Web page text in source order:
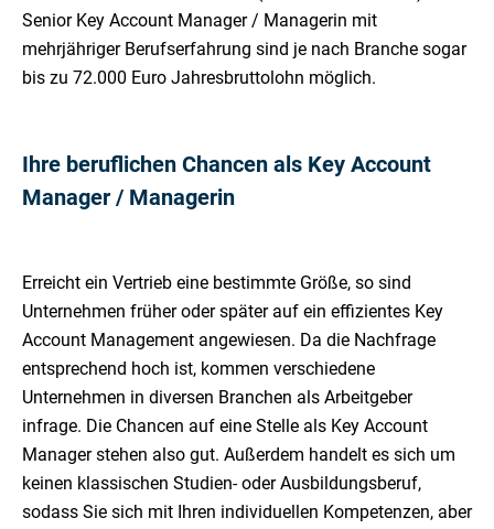
Senior Key Account Manager / Managerin mit
mehrjähriger Berufserfahrung sind je nach Branche sogar
bis zu 72.000 Euro Jahresbruttolohn möglich.
Ihre beruflichen Chancen als Key Account
Manager / Managerin
Erreicht ein Vertrieb eine bestimmte Größe, so sind
Unternehmen früher oder später auf ein effizientes Key
Account Management angewiesen. Da die Nachfrage
entsprechend hoch ist, kommen verschiedene
Unternehmen in diversen Branchen als Arbeitgeber
infrage. Die Chancen auf eine Stelle als Key Account
Manager stehen also gut. Außerdem handelt es sich um
keinen klassischen Studien- oder Ausbildungsberuf,
sodass Sie sich mit Ihren individuellen Kompetenzen, aber